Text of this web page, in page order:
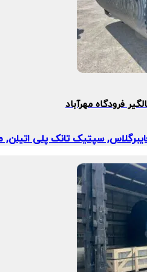
فرودگاه مهرآباد
سپتیک تانک پلی